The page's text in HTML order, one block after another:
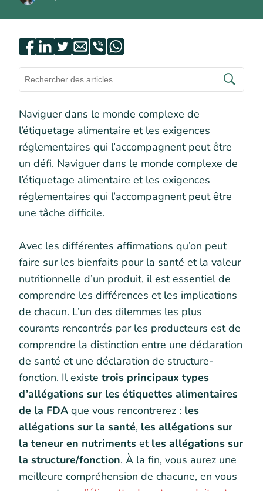
Naviguer dans le monde complexe de
l’étiquetage alimentaire et les exigences
réglementaires qui l’accompagnent peut être
un défi. Naviguer dans le monde complexe de
l’étiquetage alimentaire et les exigences
réglementaires qui l’accompagnent peut être
une tâche difficile.
Avec les différentes affirmations qu’on peut
faire sur les bienfaits pour la santé et la valeur
nutritionnelle d’un produit, il est essentiel de
comprendre les différences et les implications
de chacun. L’un des dilemmes les plus
courants rencontrés par les producteurs est de
comprendre la distinction entre une déclaration
de santé et une déclaration de structure-
fonction. Il existe trois principaux types
d’allégations sur les étiquettes alimentaires
de la FDA que vous rencontrerez : les
allégations sur la santé, les allégations sur
la teneur en nutriments et les allégations sur
la structure/fonction. À la fin, vous aurez une
meilleure compréhension de chacune, en vous